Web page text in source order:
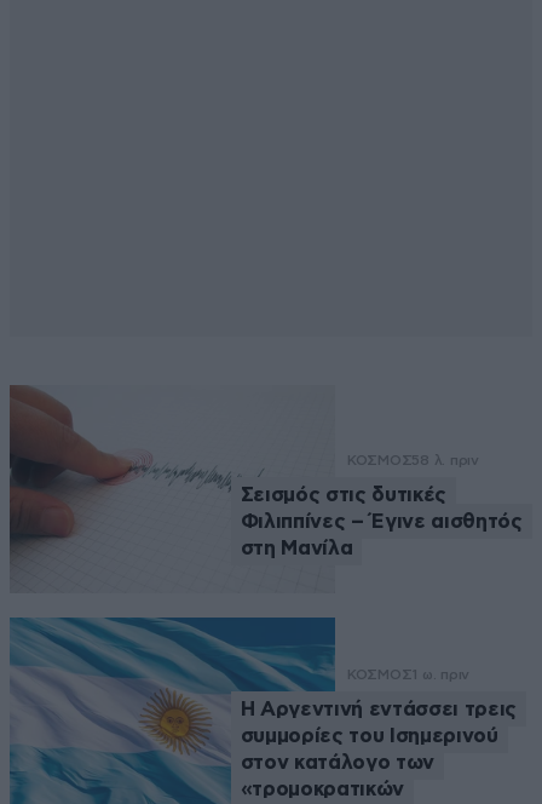
ΚΟΣΜΟΣ58 λ. πριν
Σεισμός στις δυτικές
Φιλιππίνες – Έγινε αισθητός
στη Μανίλα
ΚΟΣΜΟΣ 1 ω. πριν
Η Αργεντινή εντάσσει τρεις
συμμορίες του Ισημερινού
στον κατάλογο των
«τρομοκρατικών